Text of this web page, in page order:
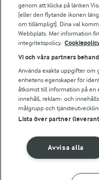
Följ oss
© 2026 Arla Foods
Integritetspolicy
genom att klicka på länken
[eller den flytande ikonen
om tillämpligt]. Dina val
Webbplats. Mer information
integritetspolicy.
Vi och våra partners
Använda exakta uppgifter om
enhetens egenskaper för
åtkomst till information på en
innehåll, reklam- och
målgrupp och
Lista över partner
Avvisa alla